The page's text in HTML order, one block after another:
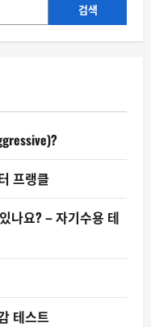
검색
프랭클
나요? – 자기수용 테
테스트